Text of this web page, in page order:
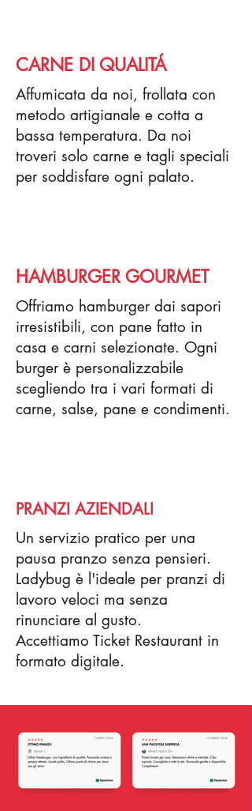
CARNE DI QUALITÁ
Affumicata da noi, frollata con
metodo artigianale e cotta a
bassa temperatura. Da noi
troveri solo carne e tagli speciali
per soddisfare ogni palato.
HAMBURGER GOURMET
Offriamo hamburger dai sapori
irresistibili, con pane fatto in
casa e carni selezionate. Ogni
burger è personalizzabile
scegliendo tra i vari formati di
carne, salse, pane e condimenti.
PRANZI AZIENDALI
Un servizio pratico per una
pausa pranzo senza pensieri.
Ladybug è l'ideale per pranzi di
lavoro veloci ma senza
rinunciare al gusto.
Accettiamo Ticket Restaurant in
formato digitale.